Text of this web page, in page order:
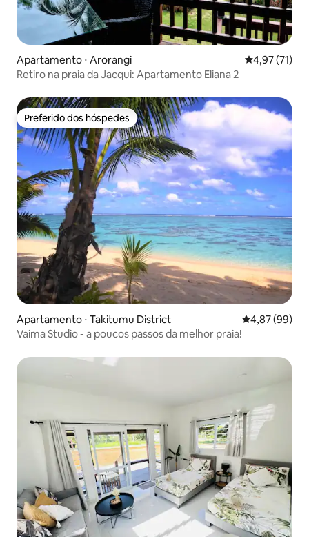
Apartamento ⋅ Arorangi 4,97 de uma
4,97 (71)
Retiro na praia da Jacqui: Apartamento Eliana 2
Preferido dos hóspedes
Preferido dos hóspedes
Apartamento ⋅ Takitumu District 4,87 de uma
4,87 (99)
Vaima Studio - a poucos passos da melhor praia!